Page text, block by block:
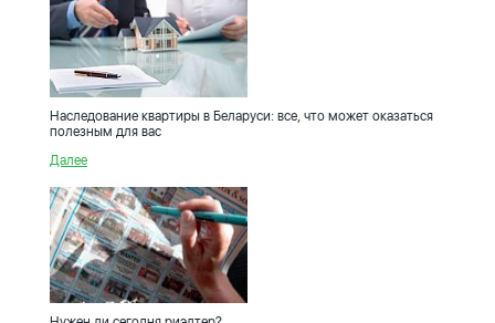
Наследование квартиры в Беларуси: все, что может оказаться
полезным для вас
Далее